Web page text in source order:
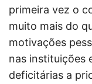
primeira vez o
muito mais do
motivações
nas instituições
deficitárias a